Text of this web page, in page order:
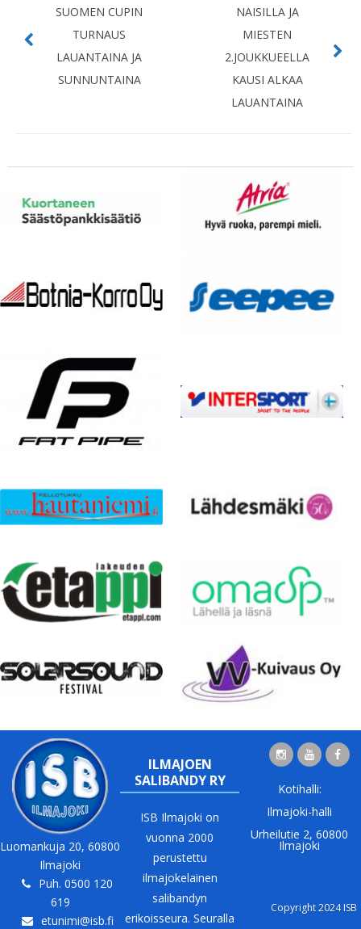
NAISILLA JA
MIESTEN
2.JOUKKUEELLA
KAUSI ALKAA
LAUANTAINA
SUOMEN CUPIN
TURNAUS
LAUANTAINA JA
SUNNUNTAINA
Luomankuja 20, 60800
Ilmajoki
Puh. 0500 120
619
etunimi@isb.fi
ILMAJOEN
SALIBANDY RY
ISB Ilmajoki on
vuonna 2000
perustettu
ilmajokelainen
salibandyn
erikoisseura. Seuralla
Kotihalli:
Ilmajoki-halli
Urheilutie 2, 60800
Ilmajoki
Copyright 2024 ISB